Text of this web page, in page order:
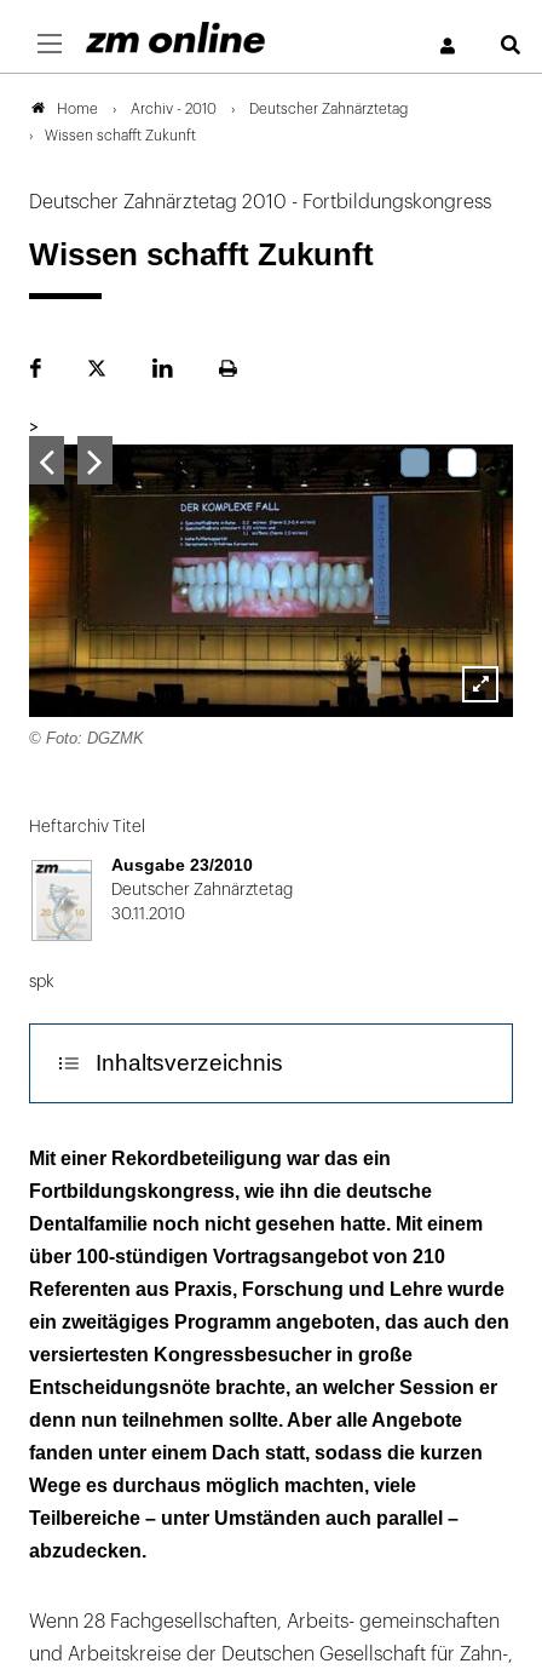
Home Archiv - 2010
Deutscher Zahnärztetag
Wissen schafft Zukunft
Deutscher Zahnärztetag 2010 - Fortbildungskongress
Wissen schafft Zukunft
FacebookPlattformLinekdInSeite
>
Lightbox
© Foto: DGZMK
1
von
Heftarchiv Titel
Ausgabe 23/2010
Deutscher Zahnärztetag
30.11.2010
spk
Inhaltsverzeichnis
Komplexer Fall als roter Faden
Interdisziplinäre Schritte führen zum
Therapieerfolg
Die Osseointegration als 3-D-Film hat
Weltpremiere
Richtungweisende Themen griffig
aufbereitet
Zahnanzucht jetzt im Tierversuch gelungen
Kariesprophylaxe
Mit einer Rekordbeteiligung war das ein
Fortbildungskongress, wie ihn die deutsche
Dentalfamilie noch nicht gesehen hatte. Mit einem
über 100-stündigen Vortragsangebot von 210
Referenten aus Praxis, Forschung und Lehre wurde
ein zweitägiges Programm angeboten, das auch den
versiertesten Kongressbesucher in große
Entscheidungsnöte brachte, an welcher Session er
denn nun teilnehmen sollte. Aber alle Angebote
fanden unter einem Dach statt, sodass die kurzen
Wege es durchaus möglich machten, viele
Teilbereiche – unter Umständen auch parallel –
abzudecken.
Wenn 28 Fachgesellschaften, Arbeits- gemeinschaften
und Arbeitskreise der Deutschen Gesellschaft für Zahn-,